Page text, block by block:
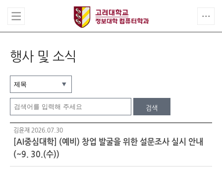
행사 및 소식
검색
김윤재 2026.07.30
[AI중심대학] (예비) 창업 발굴을 위한 설문조사 실시 안내
(~9. 30.(수))